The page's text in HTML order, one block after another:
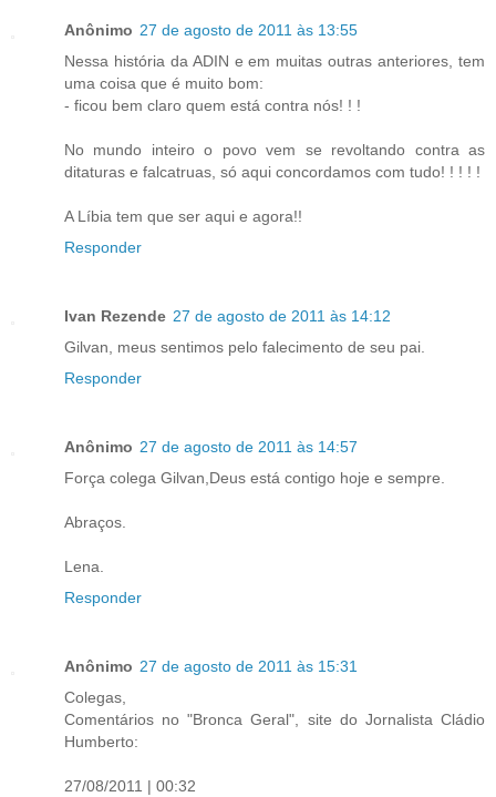
Anônimo 27 de agosto de 2011 às 13:55
Nessa história da ADIN e em muitas outras anteriores, tem
uma coisa que é muito bom:
- ficou bem claro quem está contra nós! ! !
No mundo inteiro o povo vem se revoltando contra as
ditaturas e falcatruas, só aqui concordamos com tudo! ! ! ! !
A Líbia tem que ser aqui e agora!!
Responder
Ivan Rezende 27 de agosto de 2011 às 14:12
Gilvan, meus sentimos pelo falecimento de seu pai.
Responder
Anônimo 27 de agosto de 2011 às 14:57
Força colega Gilvan,Deus está contigo hoje e sempre.
Abraços.
Lena.
Responder
Anônimo 27 de agosto de 2011 às 15:31
Colegas,
Comentários no "Bronca Geral", site do Jornalista Cládio
Humberto:
27/08/2011 | 00:32